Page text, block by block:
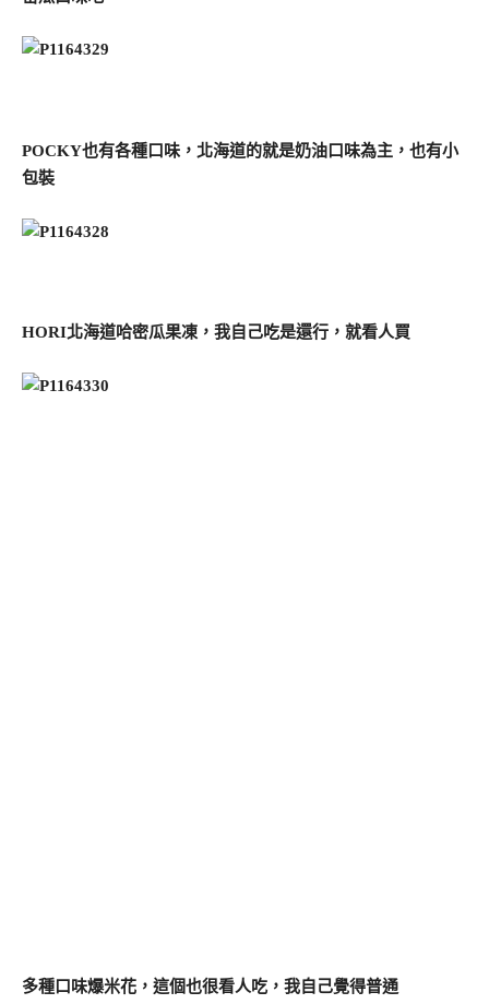
POCKY也有各種口味，北海道的就是奶油口味為主，也有小
包裝
HORI北海道哈密瓜果凍，我自己吃是還行，就看人買
多種口味爆米花，這個也很看人吃，我自己覺得普通